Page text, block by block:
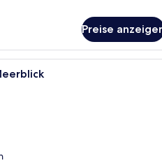
Preise
Ein Balkon mit Tisch und